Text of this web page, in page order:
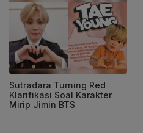
Sutradara Turning Red
Klarifikasi Soal Karakter
Mirip Jimin BTS